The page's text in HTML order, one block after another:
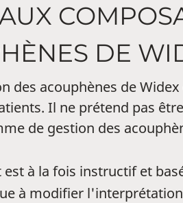
DE
acouphènes de
Il ne prétend pas
de gestion des
à la fois instructif et
à modifier